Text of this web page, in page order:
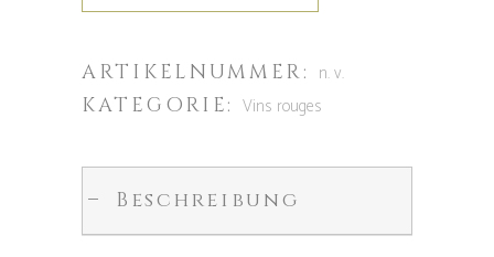
ARTIKELNUMMER: n. v.
KATEGORIE: Vins rouges
Beschreibung